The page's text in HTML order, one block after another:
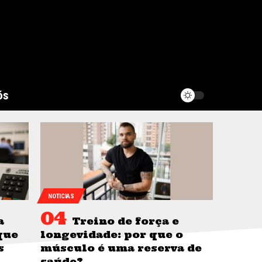
NOTICIAS
Treino de força e
longevidade: por que o
músculo é uma reserva de